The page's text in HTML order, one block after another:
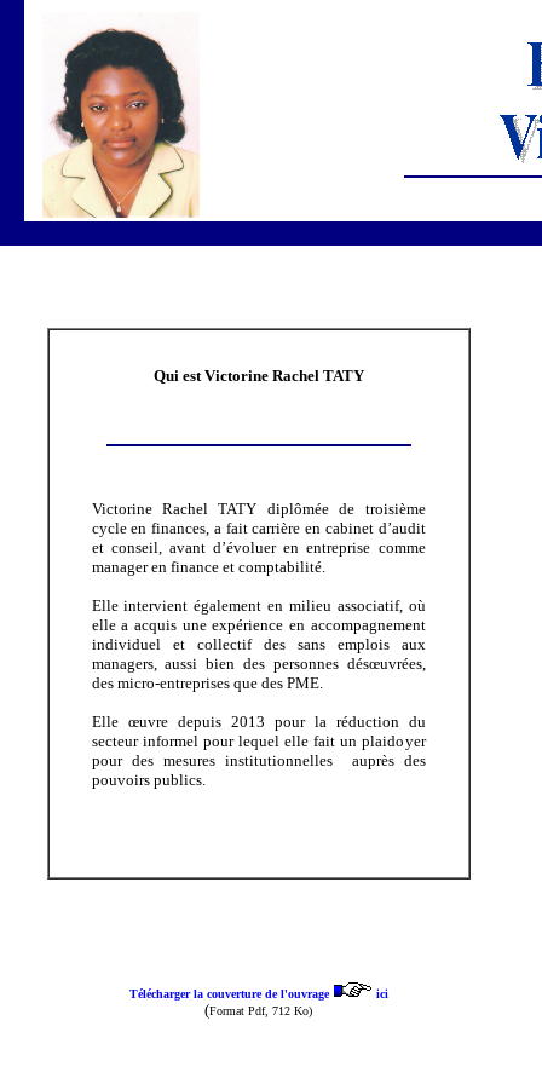
Qui est Victorine Rachel TATY
Victorine Rachel TATY diplômée de troisième
cycle en finances, a fait carrière en cabinet d’audit
et conseil, avant d’évoluer en entreprise comme
manager en finance et comptabilité.
Elle intervient également en milieu associatif, où
elle a acquis une expérience en accompagnement
individuel et collectif des sans emplois aux
managers, aussi bien des personnes désœuvrées,
des micro-entreprises que des PME.
Elle œuvre depuis 2013 pour la réduction du
secteur informel pour lequel elle fait un plaidoyer
pour des mesures institutionnelles auprès des
pouvoirs publics.
Télécharger la couverture de l'ouvrage ici
(Format Pdf, 712 Ko)